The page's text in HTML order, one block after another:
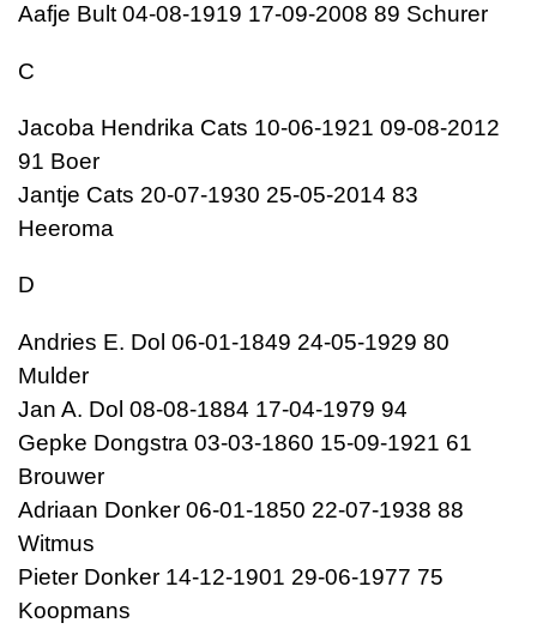
Aafje Bult 04-08-1919 17-09-2008 89 Schurer
C
Jacoba Hendrika Cats 10-06-1921 09-08-2012
91 Boer
Jantje Cats 20-07-1930 25-05-2014 83
Heeroma
D
Andries E. Dol 06-01-1849 24-05-1929 80
Mulder
Jan A. Dol 08-08-1884 17-04-1979 94
Gepke Dongstra 03-03-1860 15-09-1921 61
Brouwer
Adriaan Donker 06-01-1850 22-07-1938 88
Witmus
Pieter Donker 14-12-1901 29-06-1977 75
Koopmans